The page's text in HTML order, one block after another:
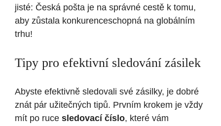
jisté: Česká pošta je na správné cestě k tomu,
aby zůstala konkurenceschopná na globálním
trhu!
Tipy pro efektivní sledování zásilek
Abyste efektivně sledovali své zásilky, je dobré
znát pár užitečných tipů. Prvním krokem je vždy
mít po ruce sledovací číslo, které vám